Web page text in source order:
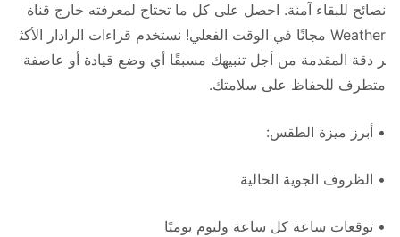
نصائح للبقاء آمنة. احصل على كل ما تحتاج لمعرفته خارج قناة
Weather مجانًا في الوقت الفعلي! نستخدم قراءات الرادار الأكث
ر دقة المقدمة من أجل تنبيهك مسبقًا أي وضع قيادة أو عاصفة
متطرف للحفاظ على سلامتك.
• أبرز ميزة الطقس:
• الظروف الجوية الحالية
• توقعات ساعة كل ساعة وليوم يوميًا